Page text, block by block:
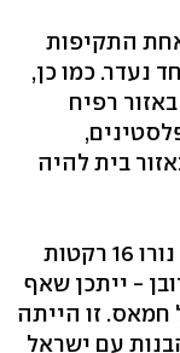
התקיפות
נעדר. כמו כן,
רפיח
בית להיה
במהלך הלילה אתמול ובשעות הבוקר נורו 16 רקטות
- ייתכן שאף
חמאס. זו הייתה
עם ישראל